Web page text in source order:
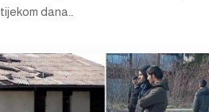
tijekom dana…